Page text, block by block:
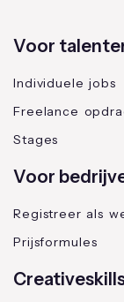
Voor
Individuele jobs
Freelance
Stages
Voor
Registreer als
Prijsformules